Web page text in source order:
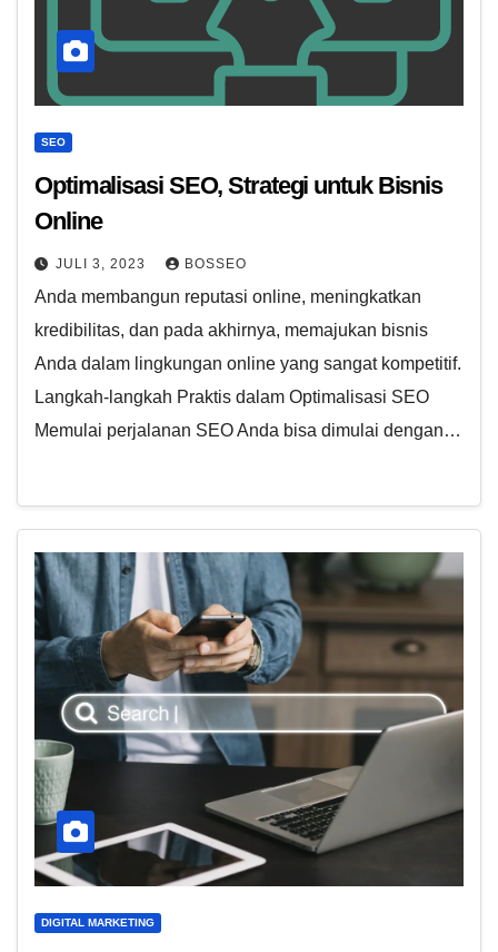
SEO
Optimalisasi SEO, Strategi untuk Bisnis
Online
JULI 3, 2023 BOSSEO
Anda membangun reputasi online, meningkatkan
kredibilitas, dan pada akhirnya, memajukan bisnis
Anda dalam lingkungan online yang sangat kompetitif.
Langkah-langkah Praktis dalam Optimalisasi SEO
Memulai perjalanan SEO Anda bisa dimulai dengan…
DIGITAL MARKETING